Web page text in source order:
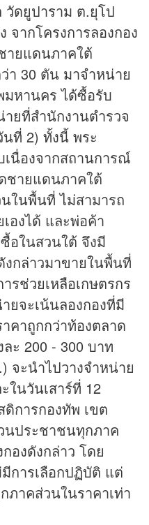
ดยูปาราม ต.ยุโป
จากโครงการลองกอง
ายแดนภาคใต้
า 30 ตัน มาจำหน่าย
มหานคร ได้ซื้อรับ
ยที่สำนักงานตำรวจ
ที่ 2) ทั้งนี้ พระ
นื่องจากสถานการณ์
ชายแดนภาคใต้
ในพื้นที่ ไม่สามารถ
องได้ และพ่อค้า
อในสวนใต้ จึงมี
กล่าวมาขายในพื้นที่
รช่วยเหลือเกษตรกร
ยจะเน้นลองกองที่มี
คาถูกกว่าท้องตลาด
ะ 200 - 300 บาท
จะนำไปวางจำหน่าย
ในวันเสาร์ที่ 12
การกองทัพ เขต
นประชาชนทุกภาค
องดังกล่าว โดย
การเลือกปฏิบัติ แต่
าคส่วนในราคาเท่า